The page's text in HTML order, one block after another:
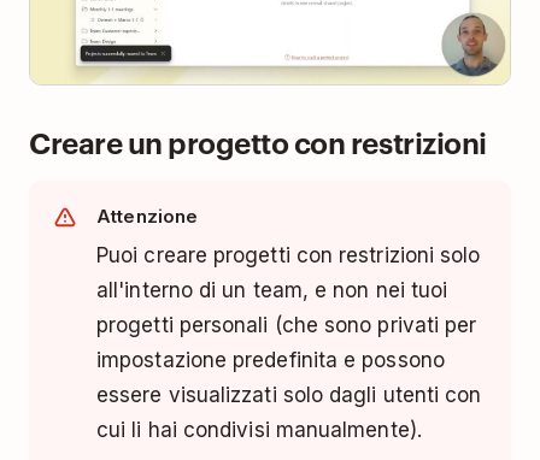
Creare un progetto con restrizioni
Attenzione
Puoi creare progetti con restrizioni solo
all'interno di un team, e non nei tuoi
progetti personali (che sono privati per
impostazione predefinita e possono
essere visualizzati solo dagli utenti con
cui li hai condivisi manualmente).